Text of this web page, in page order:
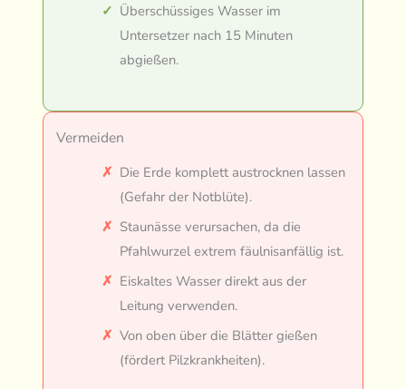
Überschüssiges Wasser im
Untersetzer nach 15 Minuten
abgießen.
Vermeiden
Die Erde komplett austrocknen lassen
(Gefahr der Notblüte).
Staunässe verursachen, da die
Pfahlwurzel extrem fäulnisanfällig ist.
Eiskaltes Wasser direkt aus der
Leitung verwenden.
Von oben über die Blätter gießen
(fördert Pilzkrankheiten).